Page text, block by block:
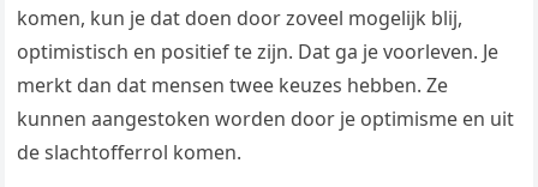
komen, kun je dat doen door zoveel mogelijk blij,
optimistisch en positief te zijn. Dat ga je voorleven. Je
merkt dan dat mensen twee keuzes hebben. Ze
kunnen aangestoken worden door je optimisme en uit
de slachtofferrol komen.